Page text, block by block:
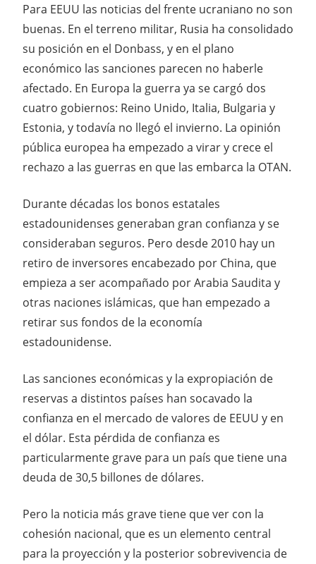
Para EEUU las noticias del frente ucraniano no son
buenas. En el terreno militar, Rusia ha consolidado
su posición en el Donbass, y en el plano
económico las sanciones parecen no haberle
afectado. En Europa la guerra ya se cargó dos
cuatro gobiernos: Reino Unido, Italia, Bulgaria y
Estonia, y todavía no llegó el invierno. La opinión
pública europea ha empezado a virar y crece el
rechazo a las guerras en que las embarca la OTAN.
Durante décadas los bonos estatales
estadounidenses generaban gran confianza y se
consideraban seguros. Pero desde 2010 hay un
retiro de inversores encabezado por China, que
empieza a ser acompañado por Arabia Saudita y
otras naciones islámicas, que han empezado a
retirar sus fondos de la economía
estadounidense.
Las sanciones económicas y la expropiación de
reservas a distintos países han socavado la
confianza en el mercado de valores de EEUU y en
el dólar. Esta pérdida de confianza es
particularmente grave para un país que tiene una
deuda de 30,5 billones de dólares.
Pero la noticia más grave tiene que ver con la
cohesión nacional, que es un elemento central
para la proyección y la posterior sobrevivencia de